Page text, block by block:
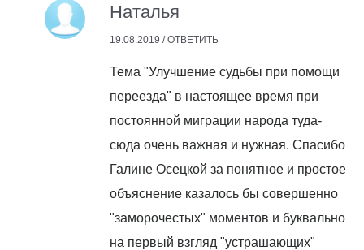
Наталья
19.08.2019 /ОТВЕТИТЬ
Тема "Улучшение судьбы при помощи
переезда" в настоящее время при
постоянной миграции народа туда-
сюда очень важная и нужная. Спасибо
Галине Осецкой за понятное и простое
объяснение казалось бы совершенно
"заморочестых" моментов и буквально
на первый взгляд "устрашающих"